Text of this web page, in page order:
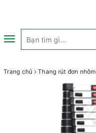
Toggle
navigation
Trang chủ Thang rút đơn nhôm